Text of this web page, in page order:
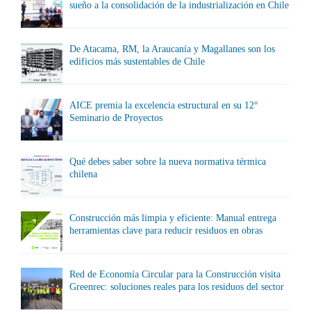
sueño a la consolidación de la industrialización en Chile
De Atacama, RM, la Araucanía y Magallanes son los
edificios más sustentables de Chile
AICE premia la excelencia estructural en su 12°
Seminario de Proyectos
Qué debes saber sobre la nueva normativa térmica
chilena
Construcción más limpia y eficiente: Manual entrega
herramientas clave para reducir residuos en obras
Red de Economía Circular para la Construcción visita
Greenrec: soluciones reales para los residuos del sector